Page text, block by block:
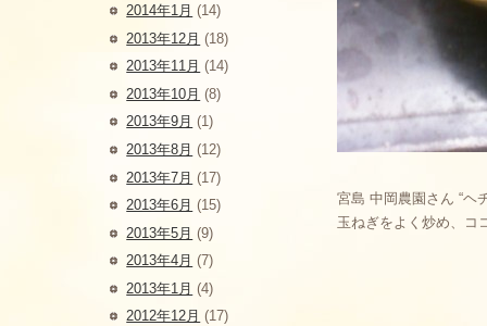
宮島 中岡農園さん “ヘ
玉ねぎをよく炒め、コ
2014年1月 (14)
2013年12月 (18)
2013年11月 (14)
2013年10月 (8)
2013年9月 (1)
2013年8月 (12)
2013年7月 (17)
2013年6月 (15)
2013年5月 (9)
2013年4月 (7)
2013年1月 (4)
2012年12月 (17)